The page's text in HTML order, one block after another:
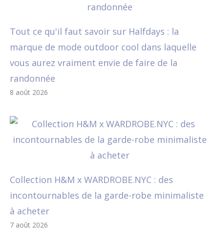
Tout ce qu'il faut savoir sur Halfdays : la
marque de mode outdoor cool dans laquelle
vous aurez vraiment envie de faire de la
randonnée
8 août 2026
Collection H&M x WARDROBE.NYC : des
incontournables de la garde-robe minimaliste
à acheter
7 août 2026